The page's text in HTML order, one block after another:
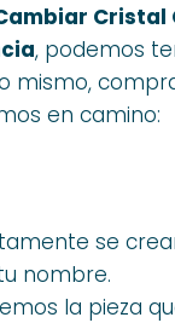
Cristal
, podemos
mismo,
en camino:
se
nombre.
la pieza